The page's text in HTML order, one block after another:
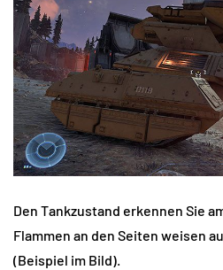
Den Tankzustand erkennen Sie
Flammen an den Seiten weisen
(Beispiel im Bild).